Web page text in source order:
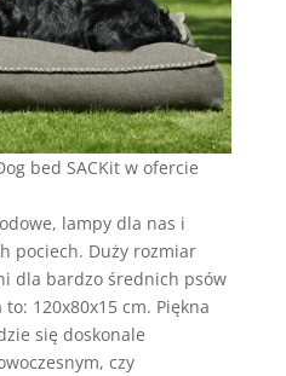
bed SACKit w ofercie
lampy dla nas i
pociech. Duży rozmiar
dla bardzo średnich psów
120x80x15 cm. Piękna
się doskonale
czy